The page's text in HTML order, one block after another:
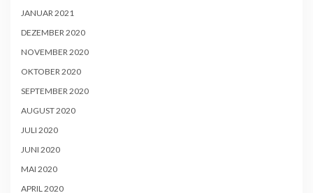
JANUAR 2021
DEZEMBER 2020
NOVEMBER 2020
OKTOBER 2020
SEPTEMBER 2020
AUGUST 2020
JULI 2020
JUNI 2020
MAI 2020
APRIL 2020